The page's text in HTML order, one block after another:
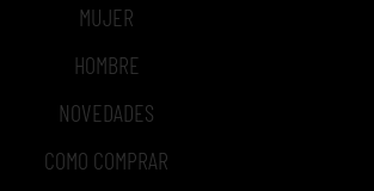
MUJER
HOMBRE
NOVEDADES
COMO COMPRAR